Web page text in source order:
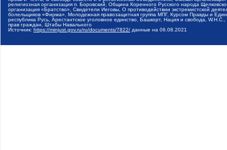
религиозная организация п. Боровский, Община Коренного Русского народа
организация «Братство», Свидетели Иеговы, О противодействии экстремистской
болельщиков «Фирма», Молодежная правозащитная группа МПГ, Курсом Правды и
республика Русь, Арестантское уголовное единство, Башкорт, Нация и свобода,
прав граждан, Штабы Навального
Источник: https://minjust.gov.ru/ru/documents/7822/ данные на 06.08.2021